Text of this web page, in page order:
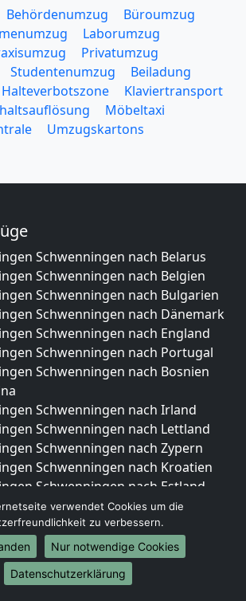
Behördenumzug
Büroumzug
Laborumzug
Privatumzug
Studentenumzug
Beiladung
Halteverbotszone
Klaviertransport
Möbeltaxi
Umzugskartons
Schwenningen nach Belarus
Schwenningen nach Belgien
Schwenningen nach Bulgarien
Schwenningen nach Dänemark
Schwenningen nach England
Schwenningen nach Portugal
Schwenningen nach Bosnien
Schwenningen nach Irland
Schwenningen nach Lettland
Schwenningen nach Zypern
Schwenningen nach Kroatien
Schwenningen nach Estland
Schwenningen nach Finnland
Schwenningen nach Frankreich
Schwenningen nach
Schwenningen nach Italien
verwendet Cookies um die
zu verbessern.
Nur notwendige Cookies
Datenschutzerklärung